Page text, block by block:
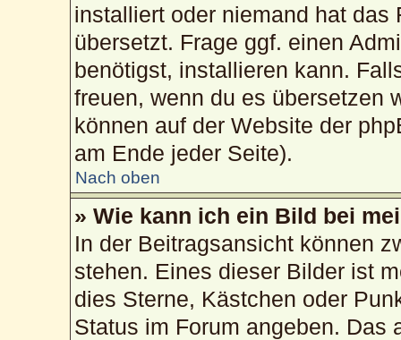
installiert oder niemand hat
übersetzt. Frage ggf. einen
benötigst, installieren kann.
freuen, wenn du es übersetzen
können auf der Website der
am Ende jeder Seite).
Nach oben
» Wie kann ich ein Bild bei
In der Beitragsansicht können
stehen. Eines dieser Bilder ist
dies Sterne, Kästchen oder
Status im Forum angeben. Das